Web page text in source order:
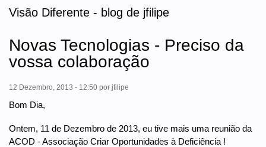
Visão Diferente - blog de jfilipe
Novas Tecnologias - Preciso da
vossa colaboração
12 Dezembro, 2013 - 12:50 por jfilipe
Bom Dia,
Ontem, 11 de Dezembro de 2013, eu tive mais uma reunião da
ACOD - Associação Criar Oportunidades à Deficiência !